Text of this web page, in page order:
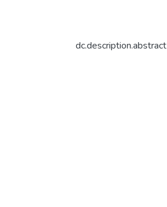
dc.description.abstract